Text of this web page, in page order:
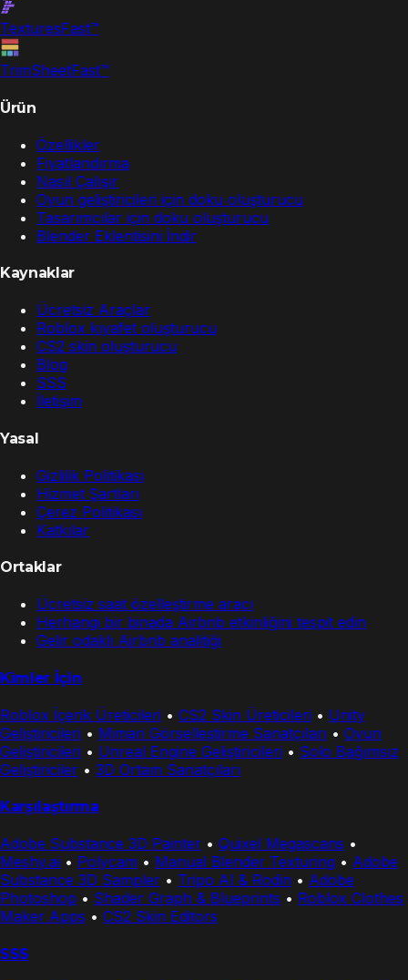
TexturesFast™
TrimSheetFast™
Ürün
Özellikler
Fiyatlandırma
Nasıl Çalışır
Oyun geliştiricileri için doku oluşturucu
Tasarımcılar için doku oluşturucu
Blender Eklentisini İndir
Kaynaklar
Ücretsiz Araçlar
Roblox kıyafet oluşturucu
CS2 skin oluşturucu
Blog
SSS
İletişim
Yasal
Gizlilik Politikası
Hizmet Şartları
Çerez Politikası
Katkılar
Ortaklar
Ücretsiz saat özelleştirme aracı
Herhangi bir binada Airbnb etkinliğini tespit edin
Gelir odaklı Airbnb analitiği
Kimler İçin
Roblox İçerik Üreticileri • CS2 Skin Üreticileri • Unity
Geliştiricileri • Mimari Görselleştirme Sanatçıları • Oyun
Geliştiricileri • Unreal Engine Geliştiricileri • Solo Bağımsız
Geliştiriciler • 3D Ortam Sanatçıları
Karşılaştırma
Adobe Substance 3D Painter • Quixel Megascans •
Meshy.ai • Polycam • Manual Blender Texturing • Adobe
Substance 3D Sampler • Tripo AI & Rodin • Adobe
Photoshop • Shader Graph & Blueprints • Roblox Clothes
Maker Apps • CS2 Skin Editors
SSS